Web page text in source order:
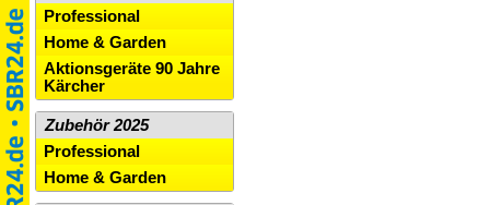
Professional
Home & Garden
Aktionsgeräte 90 Jahre
Kärcher
Zubehör 2025
Professional
Home & Garden